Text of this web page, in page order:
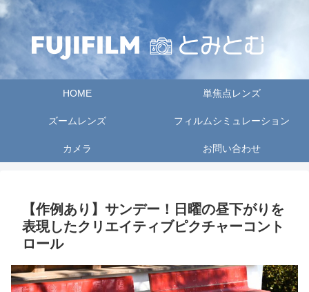
HOME 単焦点レンズ
ズームレンズ フィルムシミュレーション
カメラ お問い合わせ
【作例あり】サンデー！日曜の昼下がりを
表現したクリエイティブピクチャーコント
ロール